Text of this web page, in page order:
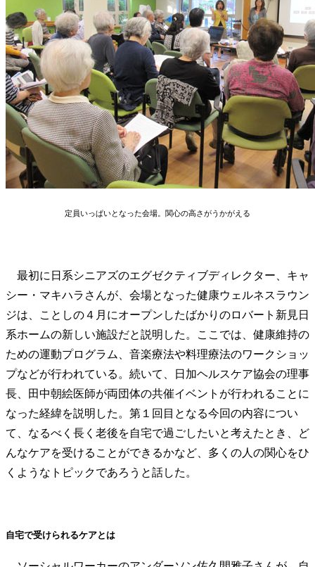
定員いっぱいとなった会場。関心の高さがうかがえる
最初に日系シニアズのエグゼクティブディレクター、キャ
シー・マキハラさんが、会場となった健康ウェルネスラウン
ジは、ことしの４月にオープンしたばかりのロバート新見日
系ホームの新しい施設だと説明した。ここでは、健康維持の
ための運動プログラム、音楽療法や料理療法のワークショッ
プなどが行われている。続いて、日加ヘルスケア協会の理事
長、田中朝絵医師が両団体の共催イベントが行われることに
なった経緯を説明した。第１回目となる今回の内容につい
て、なるべく長く老後を自宅で過ごしたいと考えたとき、ど
んなケアを受けることができるかなど、多くの人の関心をひ
くようなトピックであろうと話した。
自宅で受けられるケアとは